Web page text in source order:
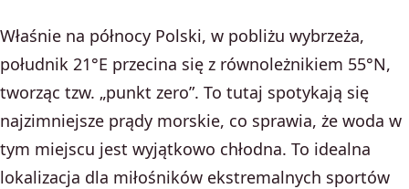
Właśnie na północy Polski, w pobliżu wybrzeża,
południk 21°E przecina się z równoleżnikiem 55°N,
tworząc tzw. „punkt zero”. To tutaj spotykają się
najzimniejsze prądy morskie, co sprawia, że woda w
tym miejscu jest wyjątkowo chłodna. To idealna
lokalizacja dla miłośników ekstremalnych sportów